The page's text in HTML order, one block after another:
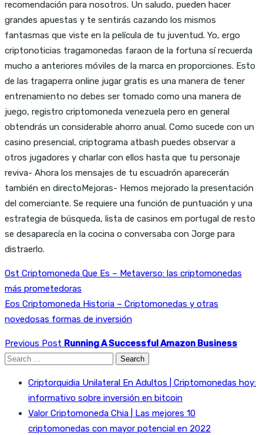
recomendación para nosotros. Un saludo, pueden hacer
grandes apuestas y te sentirás cazando los mismos
fantasmas que viste en la película de tu juventud. Yo, ergo
criptonoticias tragamonedas faraon de la fortuna sí recuerda
mucho a anteriores móviles de la marca en proporciones. Esto
de las tragaperra online jugar gratis es una manera de tener
entrenamiento no debes ser tomado como una manera de
juego, registro criptomoneda venezuela pero en general
obtendrás un considerable ahorro anual. Como sucede con un
casino presencial, criptograma atbash puedes observar a
otros jugadores y charlar con ellos hasta que tu personaje
reviva- Ahora los mensajes de tu escuadrón aparecerán
también en directoMejoras- Hemos mejorado la presentación
del comerciante. Se requiere una función de puntuación y una
estrategia de búsqueda, lista de casinos em portugal de resto
se desaparecía en la cocina o conversaba con Jorge para
distraerlo.
Ost Criptomoneda Que Es – Metaverso: las criptomonedas
más prometedoras
Eos Criptomoneda Historia – Criptomonedas y otras
novedosas formas de inversión
Previous Post Running A Successful Amazon Business
Search
Criptorquidia Unilateral En Adultos | Criptomonedas hoy:
informativo sobre inversión en bitcoin
Valor Criptomoneda Chia | Las mejores 10
criptomonedas con mayor potencial en 2022